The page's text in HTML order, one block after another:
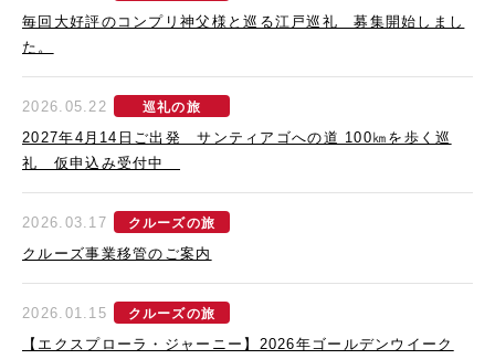
毎回大好評のコンプリ神父様と巡る江戸巡礼 募集開始しまし
た。
2026.05.22 巡礼の旅
2027年4月14日ご出発 サンティアゴへの道 100㎞を歩く巡
礼 仮申込み受付中
2026.03.17 クルーズの旅
クルーズ事業移管のご案内
2026.01.15 クルーズの旅
【エクスプローラ・ジャーニー】2026年ゴールデンウイーク